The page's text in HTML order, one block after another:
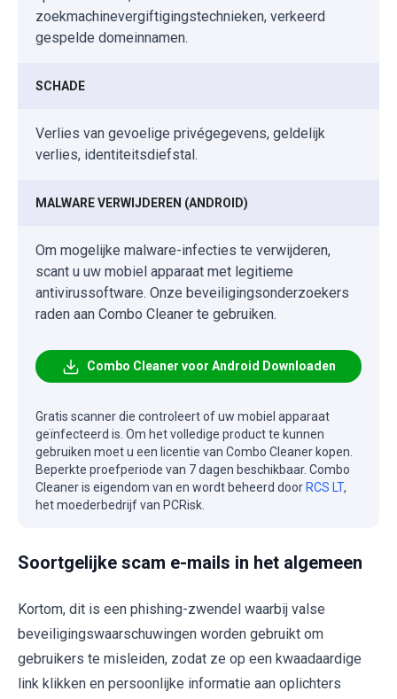
zoekmachinevergiftigingstechnieken, verkeerd
gespelde domeinnamen.
SCHADE
Verlies van gevoelige privégegevens, geldelijk
verlies, identiteitsdiefstal.
MALWARE VERWIJDEREN (ANDROID)
Om mogelijke malware-infecties te verwijderen,
scant u uw mobiel apparaat met legitieme
antivirussoftware. Onze beveiligingsonderzoekers
raden aan Combo Cleaner te gebruiken.
Combo Cleaner voor Android Downloaden
Gratis scanner die controleert of uw mobiel apparaat
geïnfecteerd is. Om het volledige product te kunnen
gebruiken moet u een licentie van Combo Cleaner kopen.
Beperkte proefperiode van 7 dagen beschikbaar. Combo
Cleaner is eigendom van en wordt beheerd door RCS LT,
het moederbedrijf van PCRisk.
Soortgelijke scam e-mails in het algemeen
Kortom, dit is een phishing-zwendel waarbij valse
beveiligingswaarschuwingen worden gebruikt om
gebruikers te misleiden, zodat ze op een kwaadaardige
link klikken en persoonlijke informatie aan oplichters